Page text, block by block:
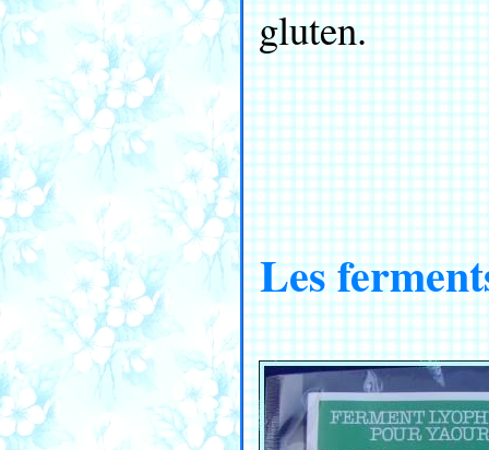
gluten.
Les